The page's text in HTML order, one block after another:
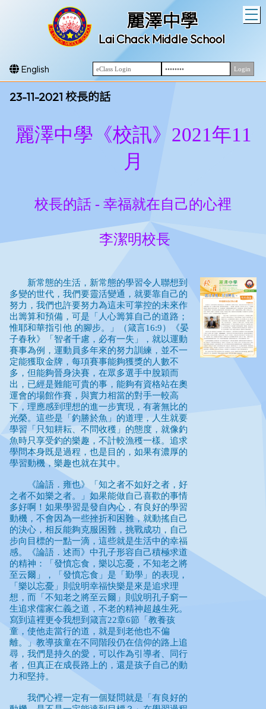
麗澤中學
Lai Chack Middle School
English
23-11-2021 校長的話